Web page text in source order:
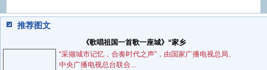
推荐图文
《歌唱祖国一首歌一座城》“家乡
“采撷城市记忆，合奏时代之声”，由国家广播电视总局、
中央广播电视总台联合...